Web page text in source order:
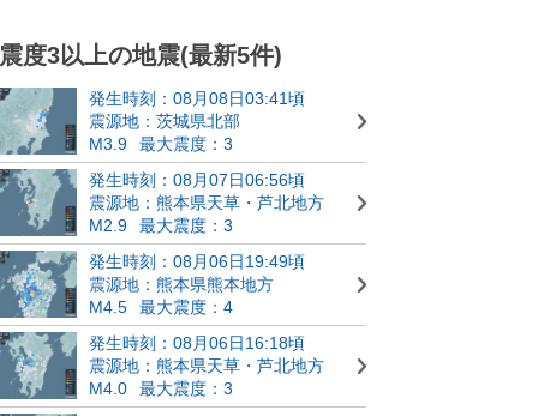
震度3以上の地震(最新5件)
発生時刻：08月08日03:41頃
震源地：茨城県北部
M3.9
最大震度：3
発生時刻：08月07日06:56頃
震源地：熊本県天草・芦北地方
M2.9
最大震度：3
発生時刻：08月06日19:49頃
震源地：熊本県熊本地方
M4.5
最大震度：4
発生時刻：08月06日16:18頃
震源地：熊本県天草・芦北地方
M4.0
最大震度：3